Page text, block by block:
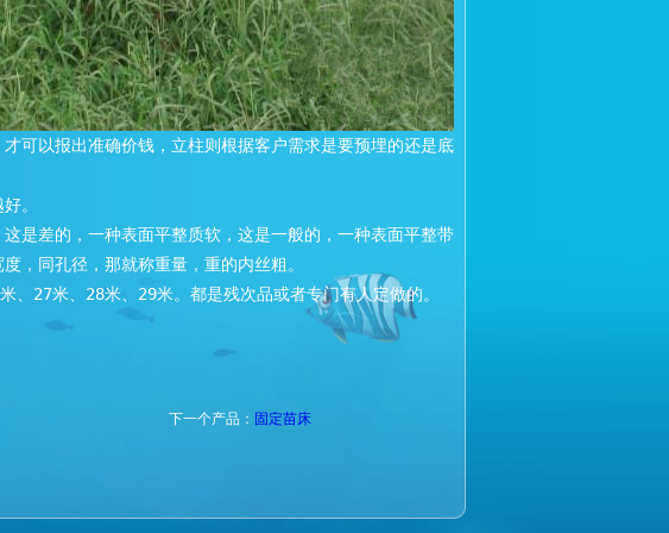
可以报出准确价钱，立柱则根据客户需求是要预埋的还是底盘的，根据荷兰网的规格确
。
是差的，一种表面平整质软，这是一般的，一种表面平整带光亮，质硬，这是国标的。
，同孔径，那就称重量，重的内丝粗。
27米、28米、29米。都是残次品或者专门有人定做的。
下一个产品： 固定苗床